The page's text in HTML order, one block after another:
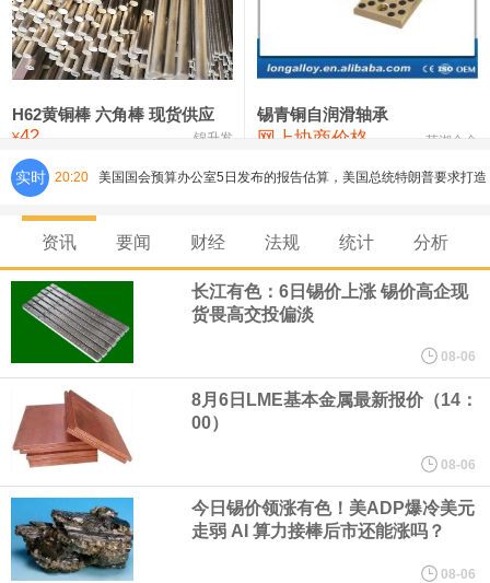
铸造铝合金锭(ZLD104) 24,100—24,300 24,200
压铸锌合金锭 26,250—26,450
氯化镍 38,300—40,300 39,300 0
H62黄铜棒 六角棒 现货供应
¥42 锦升发
锡青铜自润滑轴承
网上协商价格 芜湖合金
实时 20:20 美国国会预算办公室5日发布的报告估算，美国总统特朗普要求打造
的海军全新核动力“黄金舰队”可能需要在今后数十年间支出约2750
亿美元。其中，首艘“特朗普级”战列舰“无畏”号预估造价比原来至少
高50%。
芝加哥期权交易所全球市场公司（CBOE GLOBAL MARKETS
INC）：CBOE 欧洲清算所将于 8 月 24 日起，将证券融资交易清算
业务拓展至固定收益品类。
周四，亚洲科技股下跌，跟随隔夜交易中回调的美国同行，凸显了
资讯 要闻 财经 法规 统计 分析
长江有色：6日锡价上涨 锡价高企现
货畏高交投偏淡
08-06
8月6日LME基本金属最新报价（14：
00）
08-06
今日锡价领涨有色！美ADP爆冷美元
走弱 AI 算力接棒后市还能涨吗？
08-06